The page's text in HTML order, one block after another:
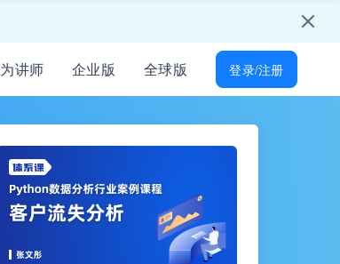
差距
讲师 企业版 全球版 登录/注册